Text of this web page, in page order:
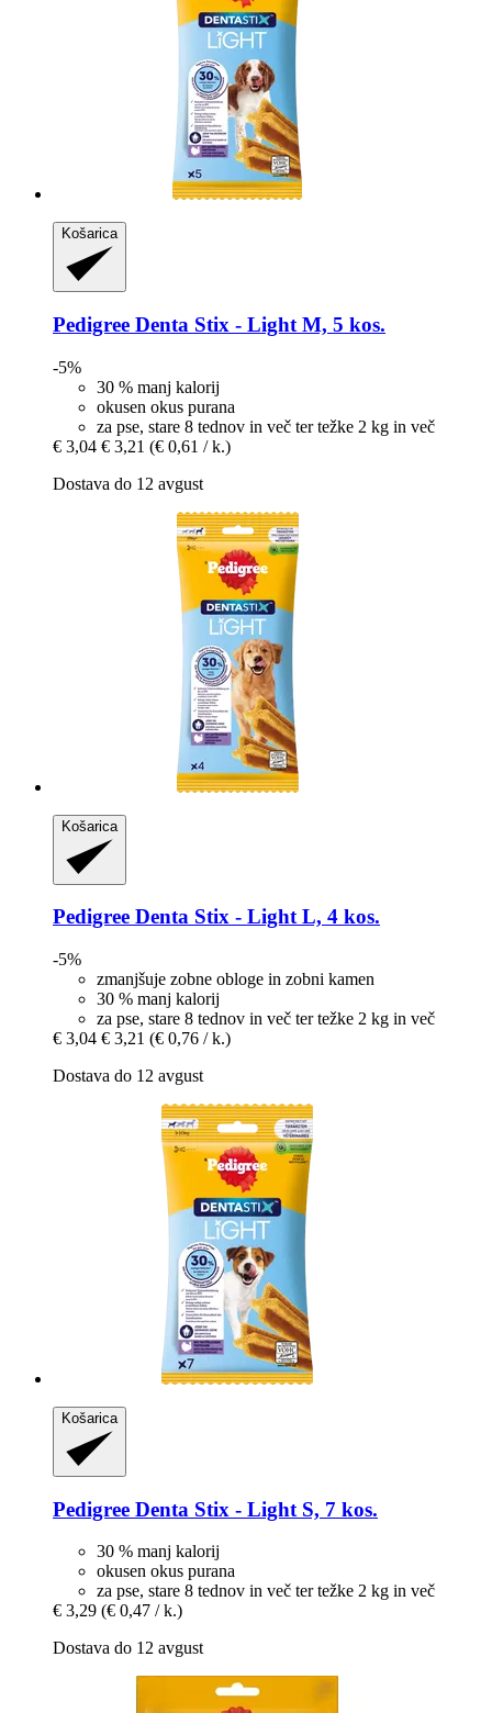
Košarica
Pedigree Denta Stix -​ Light M, 5 kos.
-5%
30 % manj kalorij
okusen okus purana
za pse, stare 8 tednov in več ter težke 2 kg in več
€ 3,04 € 3,21 (€ 0,61 / k.)
Dostava do 12 avgust
Košarica
Pedigree Denta Stix -​ Light L, 4 kos.
-5%
zmanjšuje zobne obloge in zobni kamen
30 % manj kalorij
za pse, stare 8 tednov in več ter težke 2 kg in več
€ 3,04 € 3,21 (€ 0,76 / k.)
Dostava do 12 avgust
Košarica
Pedigree Denta Stix -​ Light S, 7 kos.
30 % manj kalorij
okusen okus purana
za pse, stare 8 tednov in več ter težke 2 kg in več
€ 3,29 (€ 0,47 / k.)
Dostava do 12 avgust